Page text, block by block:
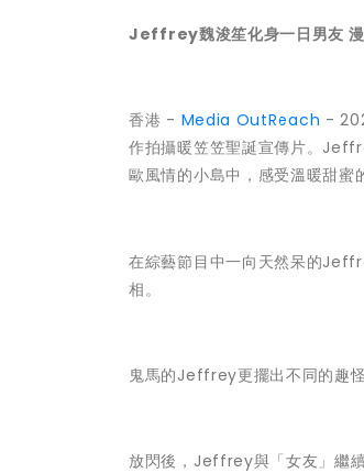
Jeffrey魏浚笙化身一日男友 漫
香港 - Media OutReach -
作拍攝暖笠笠聖誕宣傳片。
歐風情的小島中，感受溫暖甜蜜
在綜藝節目中一向天然呆的
相。
鬼馬的Jeffrey更擺出不同的趣
放閃後，Jeffrey與「女友」繼